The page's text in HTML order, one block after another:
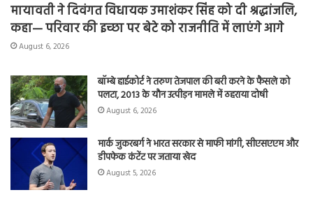
मायावती ने दिवंगत विधायक उमाशंकर सिंह को दी श्रद्धांजलि,
कहा— परिवार की इच्छा पर बेटे को राजनीति में लाएंगे आगे
August 6, 2026
बॉम्बे हाईकोर्ट ने तरुण तेजपाल की बरी करने के फैसले को
पलटा, 2013 के यौन उत्पीड़न मामले में ठहराया दोषी
August 6, 2026
मार्क जुकरबर्ग ने भारत सरकार से माफी मांगी, सीएसएएम और
डीपफेक कंटेंट पर जताया खेद
August 5, 2026